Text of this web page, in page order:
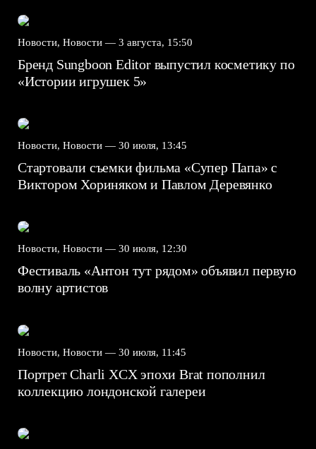
Новости, Новости — 3 августа, 15:50
Бренд Sungboon Editor выпустил косметику по
«Истории игрушек 5»
Новости, Новости — 30 июля, 13:45
Стартовали съемки фильма «Супер Папа» с
Виктором Хориняком и Павлом Деревянко
Новости, Новости — 30 июля, 12:30
Фестиваль «Антон тут рядом» объявил первую
волну артистов
Новости, Новости — 30 июля, 11:45
Портрет Charli XCX эпохи Brat пополнил
коллекцию лондонской галереи